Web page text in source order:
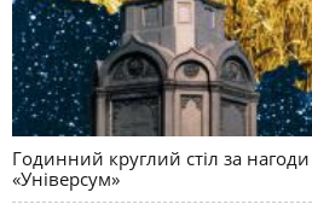
Годинний круглий стіл за
«Універсум»